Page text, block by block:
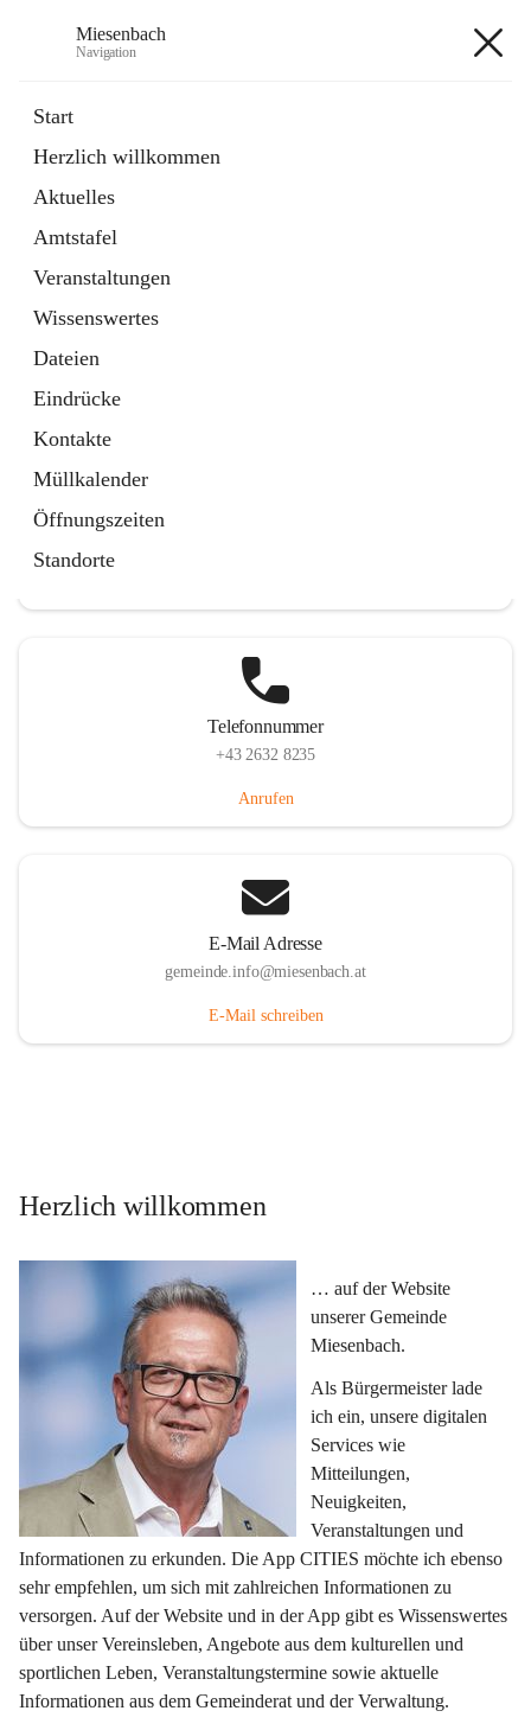
Miesenbach
Navigation
Start
Herzlich willkommen
Aktuelles
Amtstafel
Veranstaltungen
Wissenswertes
Dateien
Eindrücke
Kontakte
Müllkalender
Öffnungszeiten
Standorte
Externe Webseite
in
Tab
Region Schneebergland
Externe Webseite
öffnet
in
neuem
Tab
Telefonnummer
+43 2632 8235
Anrufen
E-Mail Adresse
gemeinde.info@miesenbach.at
E-Mail schreiben
Herzlich willkommen
… auf der Website
unserer Gemeinde
Miesenbach.
Als Bürgermeister lade
ich ein, unsere digitalen
Services wie
Mitteilungen,
Neuigkeiten,
Veranstaltungen und
Informationen zu erkunden. Die App CITIES möchte ich ebenso
sehr empfehlen, um sich mit zahlreichen Informationen zu
versorgen. Auf der Website und in der App gibt es Wissenswertes
über unser Vereinsleben, Angebote aus dem kulturellen und
sportlichen Leben, Veranstaltungstermine sowie aktuelle
Informationen aus dem Gemeinderat und der Verwaltung.